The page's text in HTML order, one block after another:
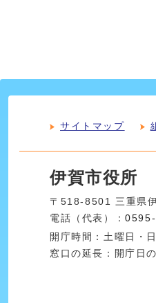
サイトマップ
伊賀市役所
〒518-8501 三重県
電話（代表）：
開庁時間：土曜日・
窓口の延長：開庁日